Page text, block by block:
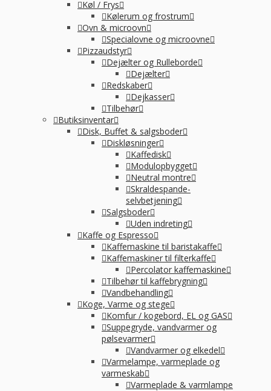
Køl / Frys
Kølerum og frostrum
Ovn & microovn
Specialovne og microovne
Pizzaudstyr
Dejælter og Rulleborde
Dejælter
Redskaber
Dejkasser
Tilbehør
Butiksinventar
Disk, Buffet & salgsboder
Diskløsninger
Kaffedisk
Modulopbygget
Neutral montre
Skraldespande-
selvbetjening
Salgsboder
Uden indreting
Kaffe og Espresso
Kaffemaskine til baristakaffe
Kaffemaskiner til filterkaffe
Percolator kaffemaskine
Tilbehør til kaffebrygning
Vandbehandling
Koge, Varme og stege
Komfur / kogebord, EL og GAS
Suppegryde, vandvarmer og
pølsevarmer
Vandvarmer og elkedel
Varmelampe, varmeplade og
varmeskab
Varmeplade & varmlampe